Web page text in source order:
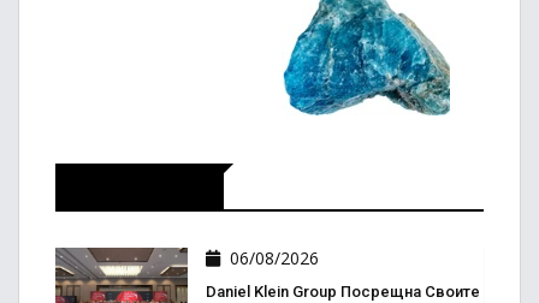
06/08/2026
Daniel Klein Group Посрещна Своите